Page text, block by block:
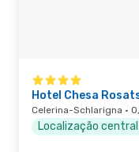
Hotel Chesa
Celerina-Schlarigna ·
Localização central